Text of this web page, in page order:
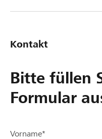
Kontakt
Bitte füllen
Formular
Vorname*